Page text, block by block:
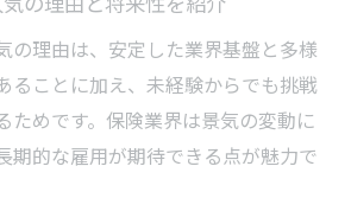
に対応した保険求人事務の実情
の理由は、安定した業界基盤と多様
ることに加え、未経験からでも挑戦
ためです。保険業界は景気の変動に
期的な雇用が期待できる点が魅力で